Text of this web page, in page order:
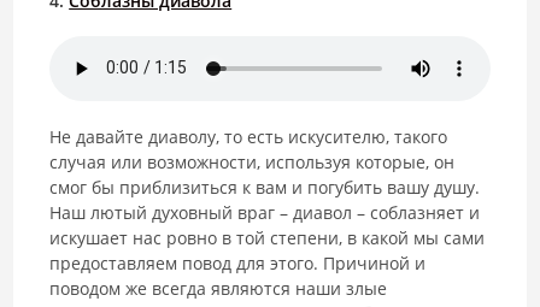
Не давайте диаволу, то есть искусителю, такого
случая или возможности, используя которые, он
смог бы приблизиться к вам и погубить вашу душу.
Наш лютый духовный враг – диавол – соблазняет и
искушает нас ровно в той степени, в какой мы сами
предоставляем повод для этого. Причиной и
поводом же всегда являются наши злые